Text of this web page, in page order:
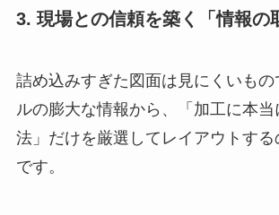
3. 現場との信頼を築く「情報の
詰め込みすぎた図面は見にくいも
ルの膨大な情報から、「加工に本
法」だけを厳選してレイアウトする
です。